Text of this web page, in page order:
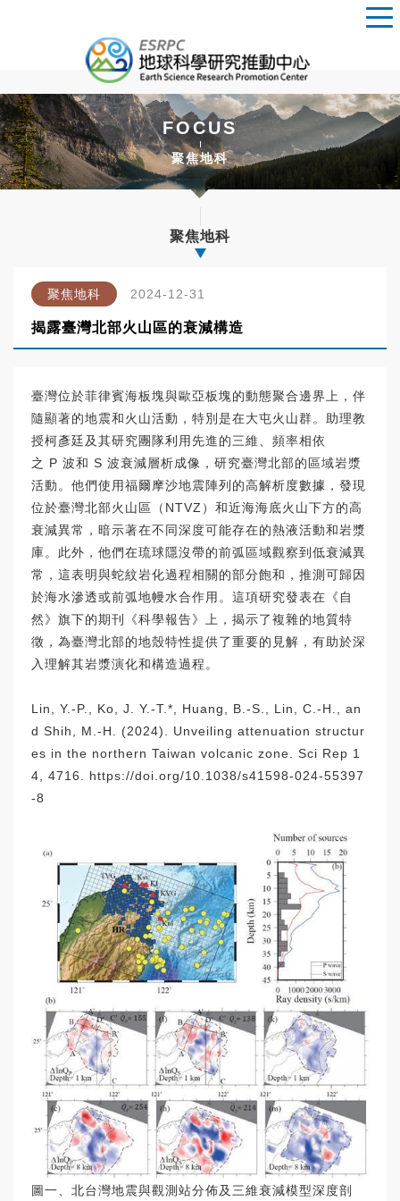
FOCUS
聚焦地科
聚焦地科
聚焦地科 2024-12-31
揭露臺灣北部火山區的衰減構造
臺灣位於菲律賓海板塊與歐亞板塊的動態聚合邊界上，伴
隨顯著的地震和火山活動，特別是在大屯火山群。助理教
授柯彥廷及其研究團隊利用先進的三維、頻率相依
之 P 波和 S 波衰減層析成像，研究臺灣北部的區域岩漿
活動。他們使用福爾摩沙地震陣列的高解析度數據，發現
位於臺灣北部火山區（NTVZ）和近海海底火山下方的高
衰減異常，暗示著在不同深度可能存在的熱液活動和岩漿
庫。此外，他們在琉球隱沒帶的前弧區域觀察到低衰減異
常，這表明與蛇紋岩化過程相關的部分飽和，推測可歸因
於海水滲透或前弧地幔水合作用。這項研究發表在《自
然》旗下的期刊《科學報告》上，揭示了複雜的地質特
徵，為臺灣北部的地殼特性提供了重要的見解，有助於深
入理解其岩漿演化和構造過程。
Lin, Y.-P., Ko, J. Y.-T.*, Huang, B.-S., Lin, C.-H., an
d Shih, M.-H. (2024). Unveiling attenuation structur
es in the northern Taiwan volcanic zone. Sci Rep 1
4, 4716.
https://doi.org/10.1038/s41598-024-55397
-8
圖一、北台灣地震與觀測站分佈及三維衰減模型深度剖